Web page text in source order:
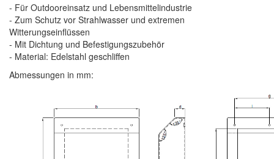
- Für Outdooreinsatz und Lebensmittelindustrie
- Zum Schutz vor Strahlwasser und extremen
Witterungseinflüssen
- Mit Dichtung und Befestigungszubehör
- Material: Edelstahl geschliffen
Abmessungen in mm: